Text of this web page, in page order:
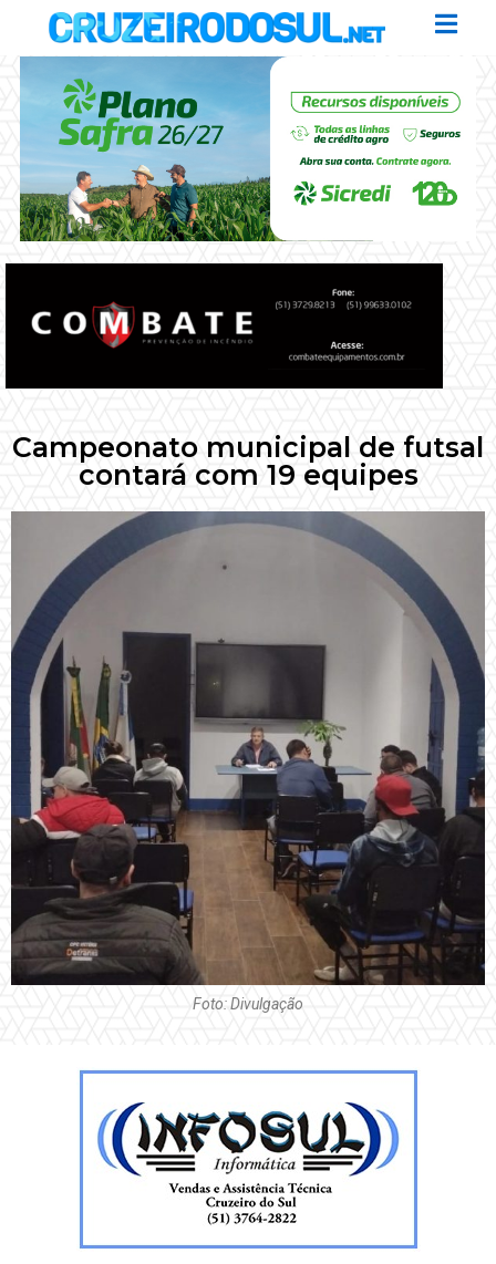
Campeonato municipal de futsal
contará com 19 equipes
Foto: Divulgação